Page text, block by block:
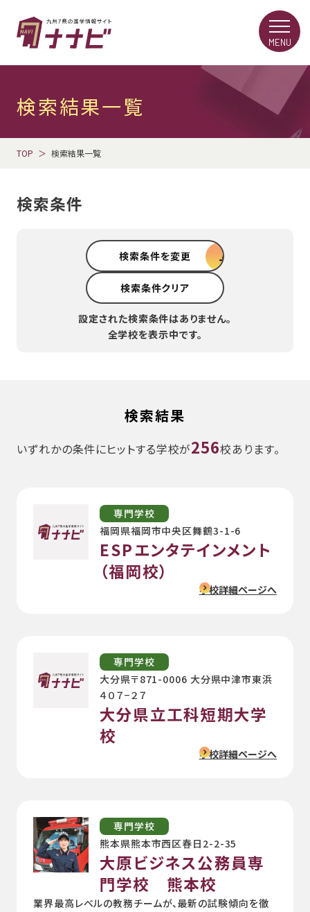
検索結果一覧
TOP 検索結果一覧
検索条件
検索条件を変更
検索条件クリア
設定された検索条件はありません。
全学校を表示中です。
検索結果
いずれかの条件にヒットする学校が256校あります。
専門学校
福岡県福岡市中央区舞鶴3-1-6
ESPエンタテインメント
（福岡校）
学校詳細ページへ
専門学校
大分県〒871-0006 大分県中津市東浜
４０７−２７
大分県立工科短期大学
校
学校詳細ページへ
専門学校
熊本県熊本市西区春日2-2-35
大原ビジネス公務員専
門学校 熊本校
業界最高レベルの教務チームが、最新の試験傾向を徹
MENU